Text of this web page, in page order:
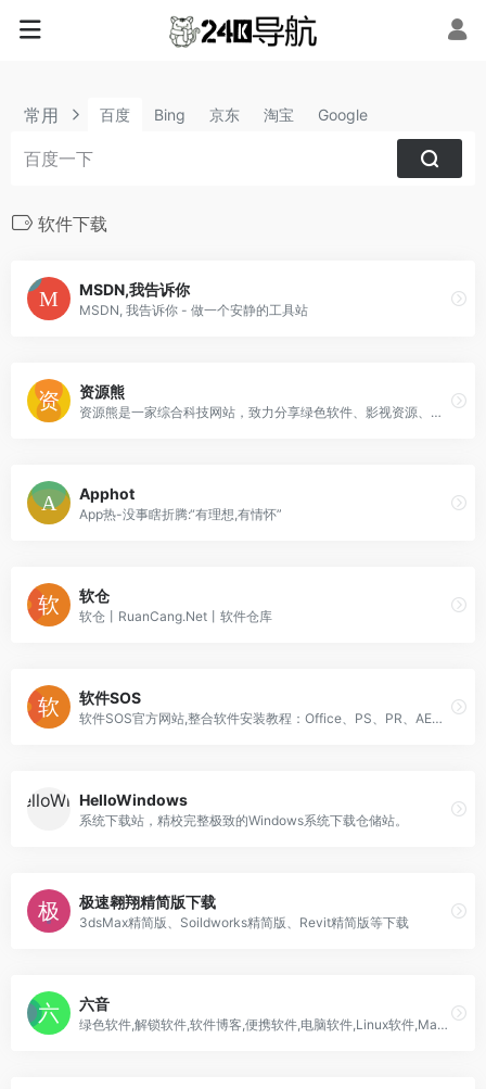
常用 百度 Bing 京东 淘宝 Google
软件下载
MSDN,我告诉你
MSDN, 我告诉你 - 做一个安静的工具站
资源熊
资源熊是一家综合科技网站，致力分享绿色软件、影视资源、免费游戏、活动线报、网站源码、网络课程、油猴脚本、浏览器插件等免费资源，专注于分享网络技术资源，努力为各位网友呈现最好的资源！
Apphot
App热-没事瞎折腾:“有理想,有情怀”
软仓
软仓丨RuanCang.Net丨软件仓库
软件SOS
软件SOS官方网站,整合软件安装教程：Office、PS、PR、AE、C4D、Axure、CAD、3DMax等常用办公、平面设计、室内设计软件等商业软件激活,提供Windows和Mac版本免费下载资源、安装使用教程分享。
HelloWindows
系统下载站，精校完整极致的Windows系统下载仓储站。
极速翱翔精简版下载
3dsMax精简版、Soildworks精简版、Revit精简版等下载
六音
绿色软件,解锁软件,软件博客,便携软件,电脑软件,Linux软件,Mac软件等软件下载。